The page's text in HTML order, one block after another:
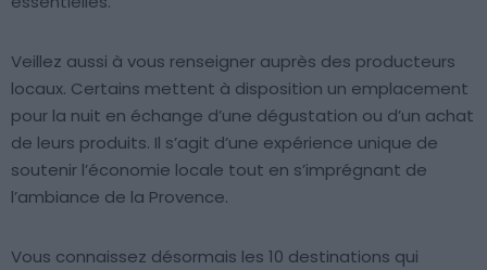
Veillez aussi à vous renseigner auprès des producteurs
locaux. Certains mettent à disposition un emplacement
pour la nuit en échange d’une dégustation ou d’un achat
de leurs produits. Il s’agit d’une expérience unique de
soutenir l’économie locale tout en s’imprégnant de
l’ambiance de la Provence.
Vous connaissez désormais les 10 destinations qui